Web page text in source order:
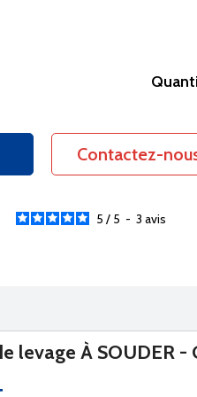
Contactez-
5 / 5 - 3avis
levage À SOUDER -